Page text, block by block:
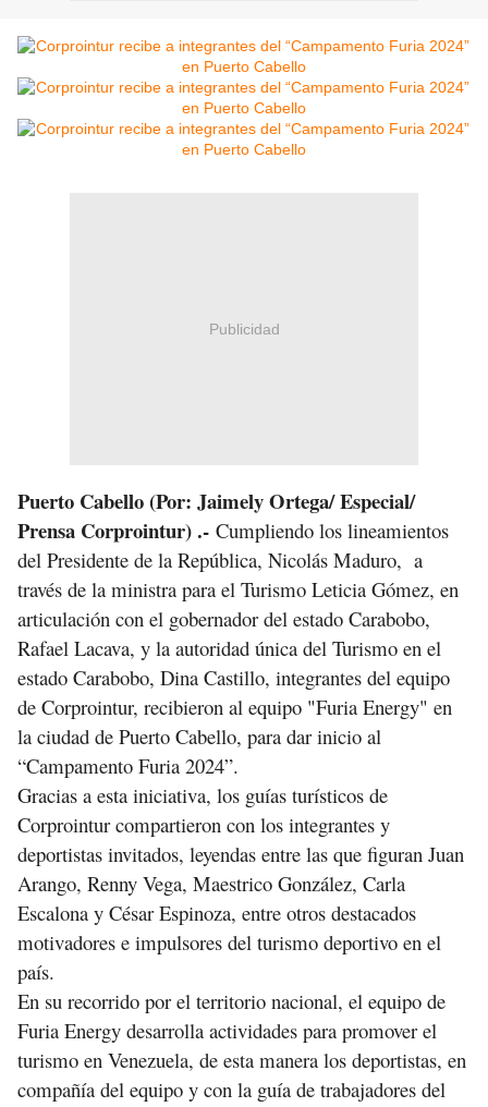
Publicidad
Puerto Cabello (Por: Jaimely Ortega/ Especial/
Prensa Corprointur) .- Cumpliendo los lineamientos
del Presidente de la República, Nicolás Maduro, a
través de la ministra para el Turismo Leticia Gómez, en
articulación con el gobernador del estado Carabobo,
Rafael Lacava, y la autoridad única del Turismo en el
estado Carabobo, Dina Castillo, integrantes del equipo
de Corprointur, recibieron al equipo "Furia Energy" en
la ciudad de Puerto Cabello, para dar inicio al
“Campamento Furia 2024”.
Gracias a esta iniciativa, los guías turísticos de
Corprointur compartieron con los integrantes y
deportistas invitados, leyendas entre las que figuran Juan
Arango, Renny Vega, Maestrico González, Carla
Escalona y César Espinoza, entre otros destacados
motivadores e impulsores del turismo deportivo en el
país.
En su recorrido por el territorio nacional, el equipo de
Furia Energy desarrolla actividades para promover el
turismo en Venezuela, de esta manera los deportistas, en
compañía del equipo y con la guía de trabajadores del